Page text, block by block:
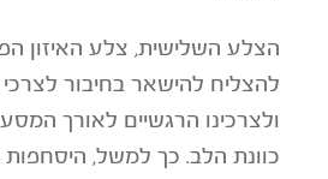
הצלע השלישית, צלע האיזון
להצליח להישאר בחיבור לצרכי
ולצרכינו הרגשיים לאורך
כוונת הלב. כך למשל, היסחפות